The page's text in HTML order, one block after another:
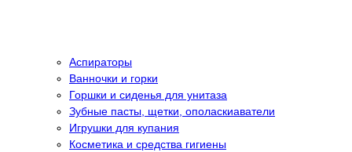
Аспираторы
Ванночки и горки
Горшки и сиденья для унитаза
Зубные пасты, щетки, ополаскиаватели
Игрушки для купания
Косметика и средства гигиены